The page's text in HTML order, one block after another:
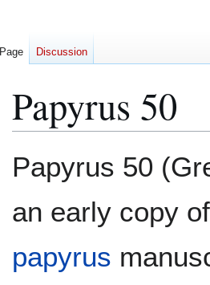
Papyrus 50
to
to
Papyrus 50
an early copy
papyrus
Page Discussion